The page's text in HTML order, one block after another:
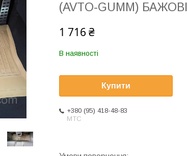
(AVTO-GUMM) БАЖОВІ
1 716 ₴
В наявності
Купити
+380 (95) 418-48-83
МТС